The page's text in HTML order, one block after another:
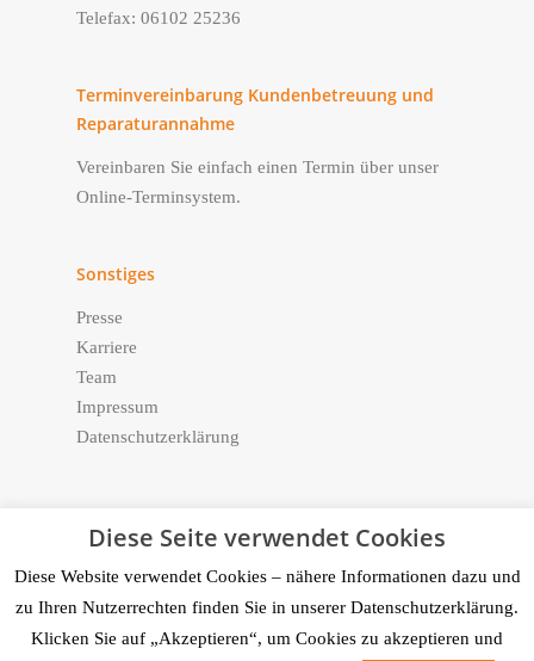
Telefax: 06102 25236
Terminvereinbarung Kundenbetreuung und
Reparaturannahme
Vereinbaren Sie einfach einen Termin über unser
Online-Terminsystem.
Sonstiges
Presse
Karriere
Team
Impressum
Datenschutzerklärung
© 2026 GEWOBAU
mbH Neu-Isenburg.
Diese Seite verwendet Cookies
Diese Website verwendet Cookies – nähere Informationen dazu und
zu Ihren Nutzerrechten finden Sie in unserer Datenschutzerklärung.
Klicken Sie auf „Akzeptieren“, um Cookies zu akzeptieren und